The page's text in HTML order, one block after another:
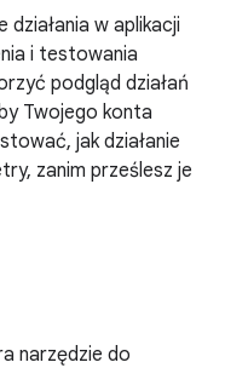
w aplikacji
i testowania
podgląd działań
Twojego konta
jak działanie
zanim prześlesz je
narzędzie do